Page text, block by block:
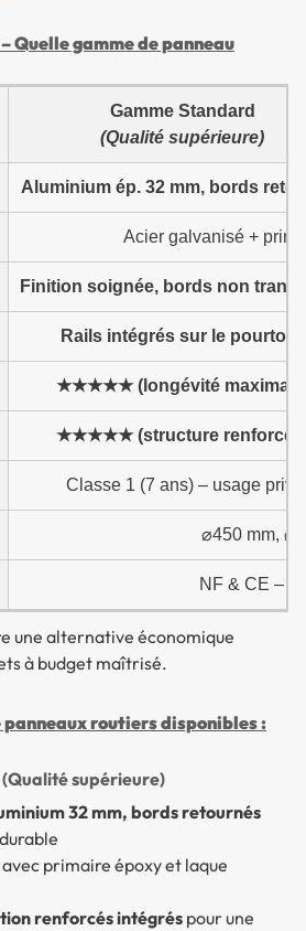
Quelle gamme de panneau
Gamme Standard
(Qualité supérieure)
Aluminium ép. 32 mm, bords
Acier galvanisé +
Finition soignée, bords non
Rails intégrés sur le pourtour
★★★★★ (longévité
★★★★★ (structure
Classe 1 (7 ans) – usage
⌀450 mm,
NF & CE –
une alternative économique
à budget maîtrisé.
panneaux routiers disponibles :
supérieure)
32 mm, bords retournés
primaire époxy et laque
renforcés intégrés pour une